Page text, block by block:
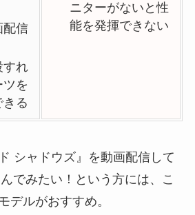
配信
すれ
を
る
ニターがないと性
能を発揮できない
シャドウズ』を動画配信して
でみたい！という方には、こ
デルがおすすめ。